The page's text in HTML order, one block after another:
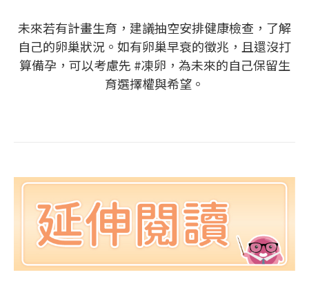
未來若有計畫生育，建議抽空安排健康檢查，了解
自己的卵巢狀況。如有卵巢早衰的徵兆，且還沒打
算備孕，可以考慮先 #凍卵，為未來的自己保留生
育選擇權與希望。